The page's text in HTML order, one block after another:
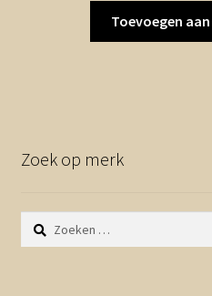
Toevoegen
Zoek op merk
Zoeken
naar: